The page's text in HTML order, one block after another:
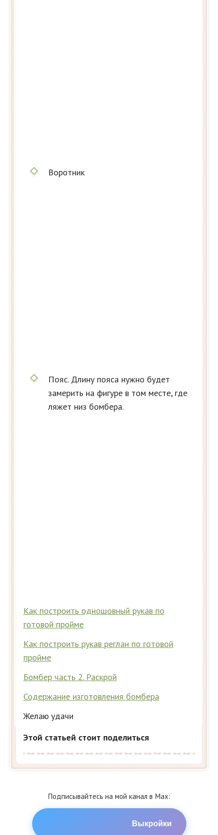
Воротник
Пояс. Длину пояса нужно будет
замерить на фигуре в том месте, где
ляжет низ бомбера.
Как построить одношовный рукав по
готовой пройме
Как построить рукав реглан по готовой
пройме
Бомбер часть 2. Раскрой
Содержание изготовления бомбера
Желаю удачи
Этой статьей стоит поделиться
Подписывайтесь на мой канал в Max:
Выкройки